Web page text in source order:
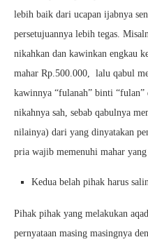
lebih baik dari ucapan ijabnya
persetujuannya lebih tegas.
nikahkan dan kawinkan engkau
mahar Rp.500.000, lalu qabul
kawinnya “fulanah” binti
nikahnya sah, sebab qabulnya
nilainya) dari yang dinyatakan
pria wajib memenuhi mahar
Kedua belah pihak harus
Pihak pihak yang melakukan
pernyataan masing masingnya